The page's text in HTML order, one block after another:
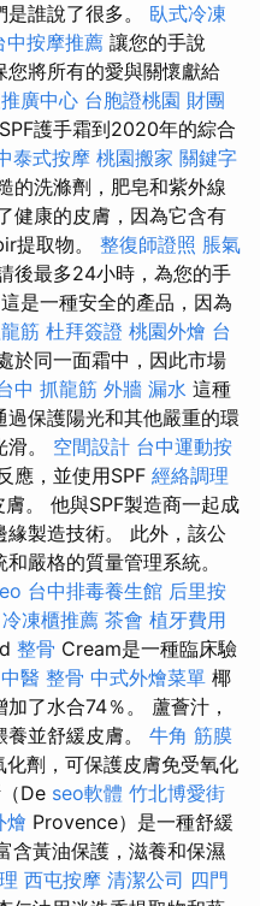
誰說了很多。 臥式冷凍
中按摩推薦 讓您的手說
將所有的愛與關懷獻給
廣中心 台胞證桃園 財團
護手霜到2020年的綜合
泰式按摩 桃園搬家 關鍵字
的洗滌劑，肥皂和紫外線
健康的皮膚，因為它含有
提取物。 整復師證照 脹氣
後最多24小時，為您的手
這是一種安全的產品，因為
筋 杜拜簽證 桃園外燴 台
於同一面霜中，因此市場
中 抓龍筋 外牆 漏水 這種
保護陽光和其他嚴重的環
。 空間設計 台中運動按
應，並使用SPF 經絡調理
。 他與SPF製造商一起成
製造技術。 此外，該公
嚴格的質量管理系統。
台中排毒養生館 后里按
冷凍櫃推薦 茶會 植牙費用
整骨 Cream是一種臨床驗
醫 整骨 中式外燴菜單 椰
了水合74％。 蘆薈汁，
並舒緩皮膚。 牛角 筋膜
劑，可保護皮膚免受氧化
De seo軟體 竹北博愛街
燴 Provence）是一種舒緩
含黃油保護，滋養和保濕
西屯按摩 清潔公司 四門